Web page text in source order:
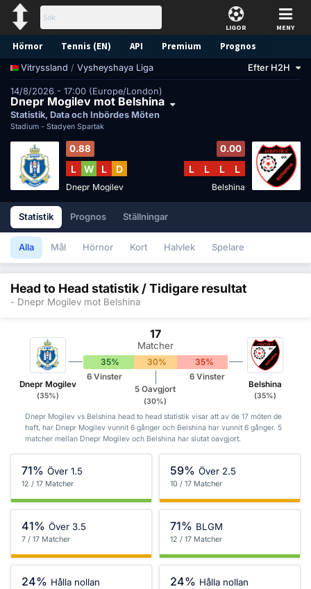
LIGOR MENY
Hörnor Tennis (EN) API Premium Prognos
Vitryssland / Vysheyshaya Liga Efter H2H
14/8/2026 - 17:00 (Europe/London)
Dnepr Mogilev mot Belshina
Statistik, Data och Inbördes Möten
Stadium - Stadyen Spartak
0.88
L W L D
Dnepr Mogilev
0.00
L L L L
Belshina
Statistik Prognos Ställningar
Alla Mål Hörnor Kort Halvlek Spelare
Head to Head statistik / Tidigare resultat
- Dnepr Mogilev mot Belshina
Dnepr Mogilev
(35%)
17
Matcher
35% 30% 35%
6 Vinster
5 Oavgjort
(30%)
6 Vinster
Belshina
(35%)
Dnepr Mogilev vs Belshina head to head statistik visar att av de 17 möten de
haft, har Dnepr Mogilev vunnit 6 gånger och Belshina har vunnit 6 gånger. 5
matcher mellan Dnepr Mogilev och Belshina har slutat oavgjort.
71% Över 1.5
12 / 17 Matcher
59% Över 2.5
10 / 17 Matcher
41% Över 3.5
7 / 17 Matcher
71% BLGM
12 / 17 Matcher
24% Hålla nollan 24% Hålla nollan